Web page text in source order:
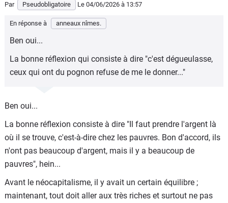
Par Pseudobligatoire Le 04/06/2026 à 13:57
En réponse à anneaux nîmes.
Ben oui...
La bonne réflexion qui consiste à dire "c'est dégueulasse,
ceux qui ont du pognon refuse de me le donner..."
Ben oui...
La bonne réflexion consiste à dire "Il faut prendre l'argent là
où il se trouve, c'est-à-dire chez les pauvres. Bon d'accord, ils
n'ont pas beaucoup d'argent, mais il y a beaucoup de
pauvres", hein...
Avant le néocapitalisme, il y avait un certain équilibre ;
maintenant, tout doit aller aux très riches et surtout ne pas